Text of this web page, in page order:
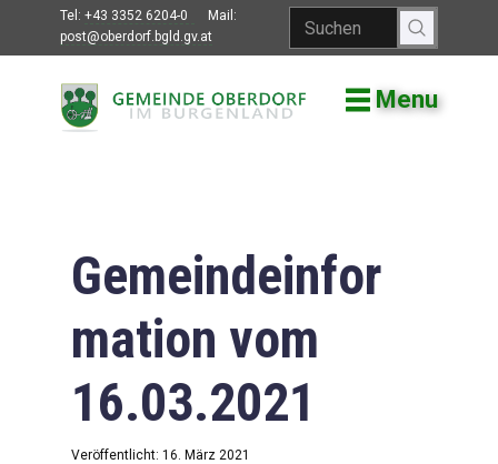
Tel: +43 3352 6204-0
Mail:
post@oberdorf.bgld.gv.at
Menu
Willkommen
Gemeindeamt
Gemeinderat
Bildung
Vereine
Gemeindeinfor
mation vom
16.03.2021
Veröffentlicht: 16. März 2021